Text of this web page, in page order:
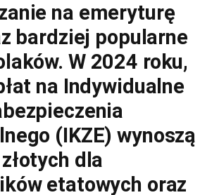
na emeryturę
bardziej popularne
W 2024 roku,
na Indywidualne
(IKZE) wynoszą
dla
etatowych oraz